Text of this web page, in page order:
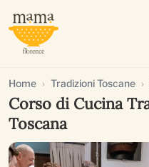
Home Tradizioni Toscane
Corso di Cucina
Toscana